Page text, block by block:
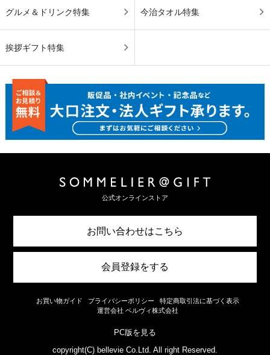
グルメ＆ドリンク特集 今治タオル特集
挨拶ギフト特集
公式オンラインストア
お問い合わせはこちら
会員登録をする
お買い物ガイド プライバシーポリシー
特定商取引法に基づく表示
運営会社 ベルヴィ株式会社
PC版を見る
copyright(C) bellevie Co.Ltd. All right Reserved.